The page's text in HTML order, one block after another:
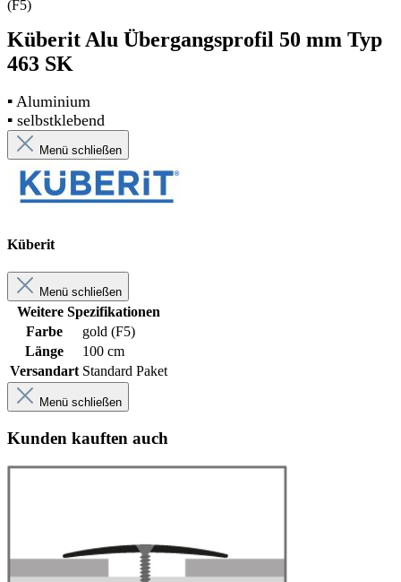
(F5)
Küberit Alu Übergangsprofil 50 mm Typ
463 SK
▪ Aluminium
▪ selbstklebend
Menü schließen
Küberit
Menü schließen
Weitere Spezifikationen
Farbe
gold (F5)
Länge
100 cm
Versandart Standard Paket
Menü schließen
Kunden kauften auch